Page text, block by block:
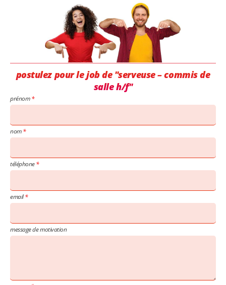
postulez pour le job de "serveuse – commis de
salle h/f"
prénom
nom
téléphone
email
message de motivation